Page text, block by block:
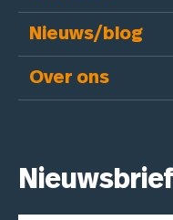
Nieuws/blog
Over ons
Nieuwsbrief